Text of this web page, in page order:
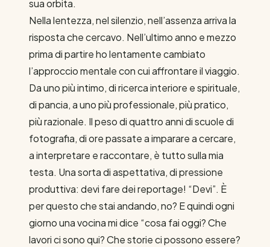
sua orbita.
Nella lentezza, nel silenzio, nell’assenza arriva la
risposta che cercavo. Nell’ultimo anno e mezzo
prima di partire ho lentamente cambiato
l’approccio mentale con cui affrontare il viaggio.
Da uno più intimo, di ricerca interiore e spirituale,
di pancia, a uno più professionale, più pratico,
più razionale. Il peso di quattro anni di scuole di
fotografia, di ore passate a imparare a cercare,
a interpretare e raccontare, è tutto sulla mia
testa. Una sorta di aspettativa, di pressione
produttiva: devi fare dei reportage! “Devi”. È
per questo che stai andando, no? E quindi ogni
giorno una vocina mi dice “cosa fai oggi? Che
lavori ci sono qui? Che storie ci possono essere?